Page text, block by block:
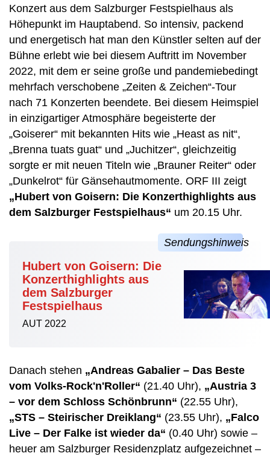
Konzert aus dem Salzburger Festspielhaus als
Höhepunkt im Hauptabend. So intensiv, packend
und energetisch hat man den Künstler selten auf der
Bühne erlebt wie bei diesem Auftritt im November
2022, mit dem er seine große und pandemiebedingt
mehrfach verschobene „Zeiten & Zeichen“-Tour
nach 71 Konzerten beendete. Bei diesem Heimspiel
in einzigartiger Atmosphäre begeisterte der
„Goiserer“ mit bekannten Hits wie „Heast as nit“,
„Brenna tuats guat“ und „Juchitzer“, gleichzeitig
sorgte er mit neuen Titeln wie „Brauner Reiter“ oder
„Dunkelrot“ für Gänsehautmomente. ORF III zeigt
„Hubert von Goisern: Die Konzerthighlights aus
dem Salzburger Festspielhaus“ um 20.15 Uhr.
Hubert von Goisern: Die
Konzerthighlights aus
dem Salzburger
Festspielhaus
AUT 2022
Danach stehen „Andreas Gabalier – Das Beste
vom Volks-Rock'n'Roller“ (21.40 Uhr), „Austria 3
– vor dem Schloss Schönbrunn“ (22.55 Uhr),
„STS – Steirischer Dreiklang“ (23.55 Uhr), „Falco
Live – Der Falke ist wieder da“ (0.40 Uhr) sowie –
heuer am Salzburger Residenzplatz aufgezeichnet –